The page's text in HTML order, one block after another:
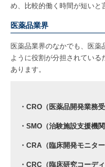
め、比較的働く時間が短いと
医薬品業界
医薬品業界のなかでも、医
ように役割が分担されている
あります。
・CRO（医薬品開発業務受
・SMO（治験施設支援機関
・CRA（臨床開発モニター
・CRC（臨床研究コーディ